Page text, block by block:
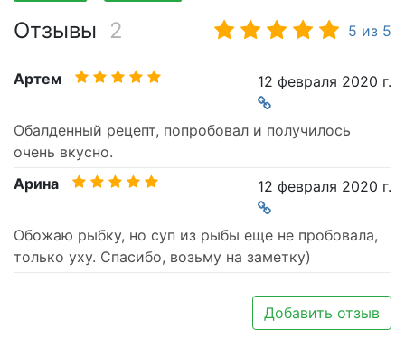
Отзывы 2 5 из 5
12 февраля 2020 г.
Артем
Обалденный рецепт, попробовал и получилось
очень вкусно.
12 февраля 2020 г.
Арина
Обожаю рыбку, но суп из рыбы еще не пробовала,
только уху. Спасибо, возьму на заметку)
Добавить отзыв